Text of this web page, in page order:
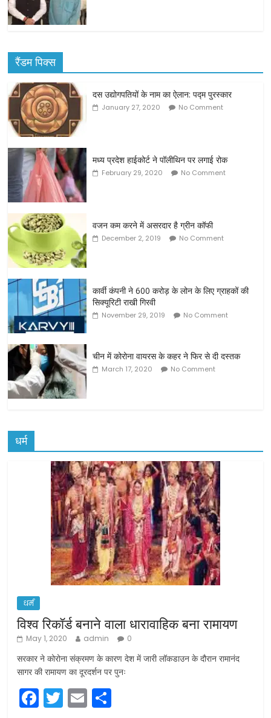
रैंडम पिक्स
दस उद्योगपतियों के नाम का ऐलान: पद्म पुरस्कार
January 27, 2020 No Comment
मध्य प्रदेश हाईकोर्ट ने पॉलीथिन पर लगाई रोक
February 29, 2020 No Comment
वजन कम करने में असरदार है ग्रीन कॉफी
December 2, 2019 No Comment
कार्वी कंपनी ने 600 करोड़ के लोन के लिए ग्राहकों की
सिक्यूरिटी राखी गिरवी
November 29, 2019 No Comment
चीन में कोरोना वायरस के कहर ने फिर से दी दस्‍तक
March 17, 2020 No Comment
धर्म
धर्म
विश्व रिकॉर्ड बनाने वाला धारावाहिक बना रामायण
May 1, 2020 admin 0
सरकार ने कोरोना संक्रमण के कारण देश में जारी लॉकडाउन के दौरान रामानंद
सागर की रामायण का दूरदर्शन पर पुनः
F T E